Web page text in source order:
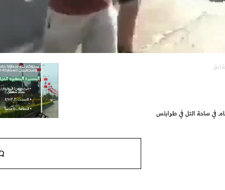
في ساحة التل في طرابلس